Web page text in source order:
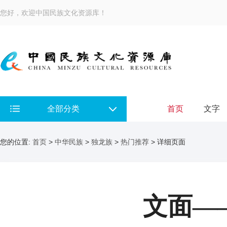
您好，欢迎中国民族文化资源库！
全部分类 首页 文字
您的位置: 首页 > 中华民族 > 独龙族 > 热门推荐 > 详细页面
文面